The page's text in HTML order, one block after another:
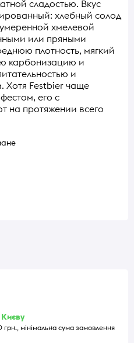
сладостью. Вкус
хлебный солод
хмелевой
или пряными
плотность, мягкий
карбонизацию и
и
Festbier чаще
его с
на протяжении всего
мінімальна сума замовлення